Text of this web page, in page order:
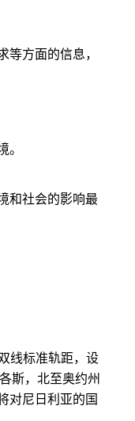
方面的信息，
。
和社会的影响最
线标准轨距，设
斯，北至奥约州
对尼日利亚的国